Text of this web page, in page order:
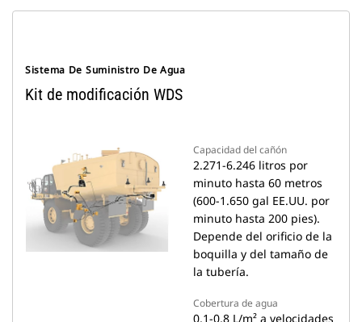
Sistema De Suministro De Agua
Kit de modificación WDS
Capacidad del cañón
2.271-6.246 litros por
minuto hasta 60 metros
(600-1.650 gal EE.UU. por
minuto hasta 200 pies).
Depende del orificio de la
boquilla y del tamaño de
la tubería.
Cobertura de agua
0,1-0,8 L/m² a velocidades